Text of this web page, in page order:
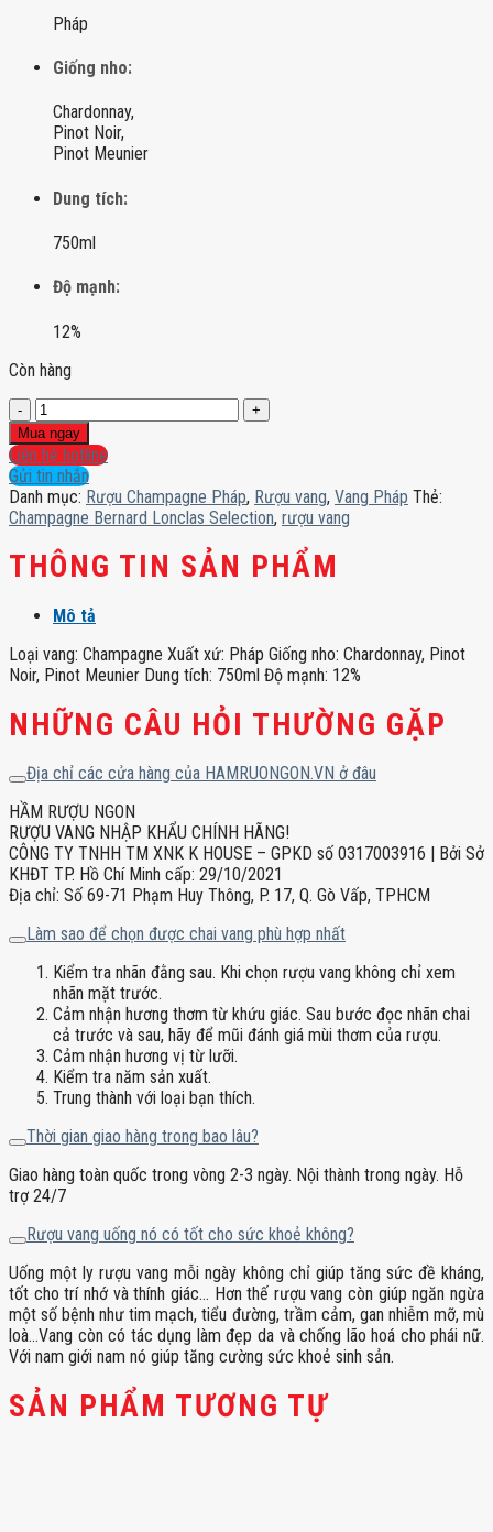
Pháp
Giống nho:
Chardonnay,
Pinot Noir,
Pinot Meunier
Dung tích:
750ml
Độ mạnh:
12%
Còn hàng
Champagne
Bernard
Lonclas
Selection
số
lượng
Mua ngay
Liên hệ hotline
Gửi tin nhắn
Danh mục: Rượu Champagne Pháp, Rượu vang, Vang Pháp Thẻ:
Champagne Bernard Lonclas Selection, rượu vang
THÔNG TIN SẢN PHẨM
Mô tả
Loại vang: Champagne Xuất xứ: Pháp Giống nho: Chardonnay, Pinot
Noir, Pinot Meunier Dung tích: 750ml Độ mạnh: 12%
NHỮNG CÂU HỎI THƯỜNG GẶP
Địa chỉ các cửa hàng của HAMRUONGON.VN ở đâu
HẦM RƯỢU NGON
RƯỢU VANG NHẬP KHẨU CHÍNH HÃNG!
CÔNG TY TNHH TM XNK K HOUSE – GPKD số 0317003916 | Bởi Sở
KHĐT TP. Hồ Chí Minh cấp: 29/10/2021
Địa chỉ: Số 69-71 Phạm Huy Thông, P. 17, Q. Gò Vấp, TPHCM
Làm sao để chọn được chai vang phù hợp nhất
Kiểm tra nhãn đằng sau. Khi chọn rượu vang không chỉ xem
nhãn mặt trước.
Cảm nhận hương thơm từ khứu giác. Sau bước đọc nhãn chai
cả trước và sau, hãy để mũi đánh giá mùi thơm của rượu.
Cảm nhận hương vị từ lưỡi.
Kiểm tra năm sản xuất.
Trung thành với loại bạn thích.
Thời gian giao hàng trong bao lâu?
Giao hàng toàn quốc trong vòng 2-3 ngày. Nội thành trong ngày. Hỗ
trợ 24/7
Rượu vang uống nó có tốt cho sức khoẻ không?
Uống một ly rượu vang mỗi ngày không chỉ giúp tăng sức đề kháng,
tốt cho trí nhớ và thính giác… Hơn thế rượu vang còn giúp ngăn ngừa
một số bệnh như tim mạch, tiểu đường, trầm cảm, gan nhiễm mỡ, mù
loà…Vang còn có tác dụng làm đẹp da và chống lão hoá cho phái nữ.
Với nam giới nam nó giúp tăng cường sức khoẻ sinh sản.
SẢN PHẨM TƯƠNG TỰ